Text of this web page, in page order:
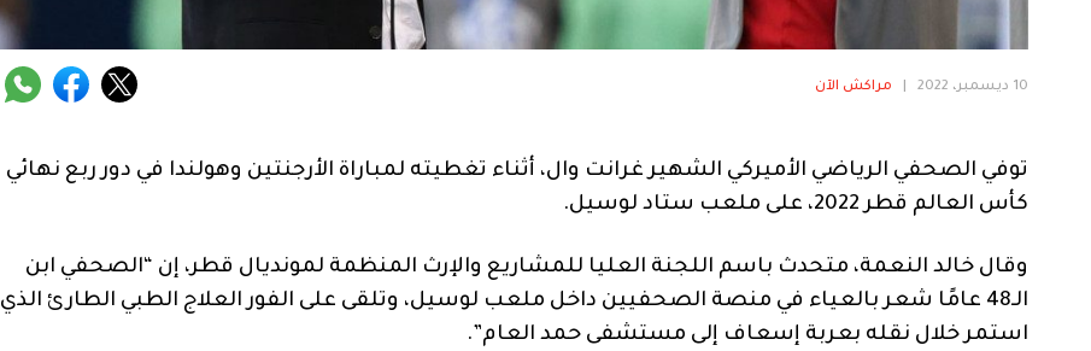
10 ديسمبر، 2022 مراكش الآن
توفي الصحفي الرياضي الأميركي الشهير غرانت وال، أثناء تغطيته لمباراة الأرجنتين وهولندا في دور ربع نهائي
كأس العالم قطر 2022، على ملعب ستاد لوسيل.
وقال خالد النعمة، متحدث باسم اللجنة العليا للمشاريع والإرث المنظمة لمونديال قطر، إن “الصحفي ابن
الـ48 عامًا شعر بالعياء في منصة الصحفيين داخل ملعب لوسيل، وتلقى على الفور العلاج الطبي الطارئ الذي
استمر خلال نقله بعربة إسعاف إلى مستشفى حمد العام”.